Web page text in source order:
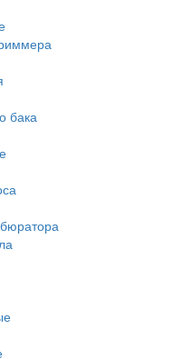
бака